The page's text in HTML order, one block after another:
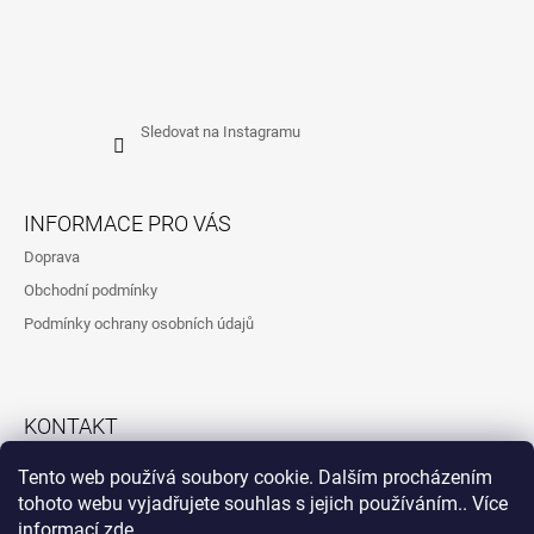
Tento web používá soubory cookie. Dalším procházením
tohoto webu vyjadřujete souhlas s jejich používáním.. Více
Sledovat na Instagramu
INFORMACE PRO VÁS
Doprava
Obchodní podmínky
Podmínky ochrany osobních údajů
KONTAKT
792323260